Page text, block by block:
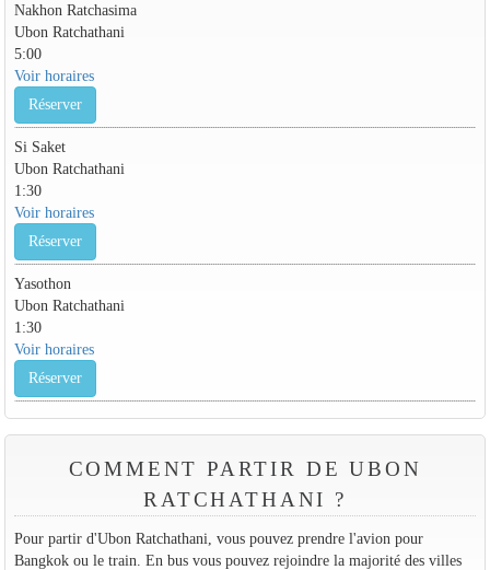
Nakhon Ratchasima
Ubon Ratchathani
5:00
Voir horaires
Réserver
Si Saket
Ubon Ratchathani
1:30
Voir horaires
Réserver
Yasothon
Ubon Ratchathani
1:30
Voir horaires
Réserver
COMMENT PARTIR DE UBON
RATCHATHANI ?
Pour partir d'Ubon Ratchathani, vous pouvez prendre l'avion pour
Bangkok ou le train. En bus vous pouvez rejoindre la majorité des villes